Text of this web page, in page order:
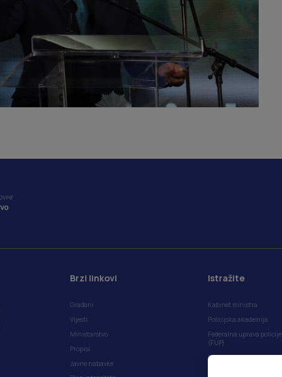
Brzi linkovi
Građani
Vijesti
Ministarstvo
Propisi
Javne nabavke
Istražite
Kabinet ministra
Policijska akademija
Federalna uprava policije
(FUP)
Plan rada FMUP-a